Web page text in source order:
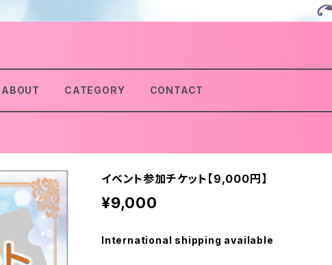
ABOUT CATEGORY CONTACT
イベント参加チケット【9,000円】
¥9,000
International shipping available